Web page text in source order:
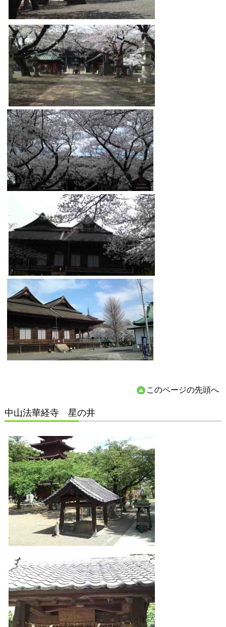
このページの先頭へ
中山法華経寺 星の井